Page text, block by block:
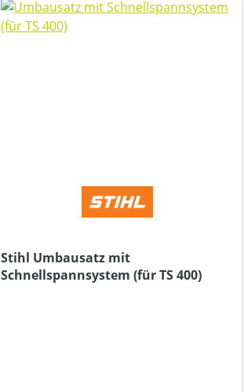
Stihl Umbausatz mit
Schnellspannsystem (für TS 400)